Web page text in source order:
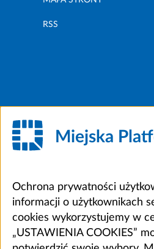
RSS
Miejska
Ochrona prywatności
informacji o użytkownikach
cookies wykorzystujemy w
„USTAWIENIA COOKIES”